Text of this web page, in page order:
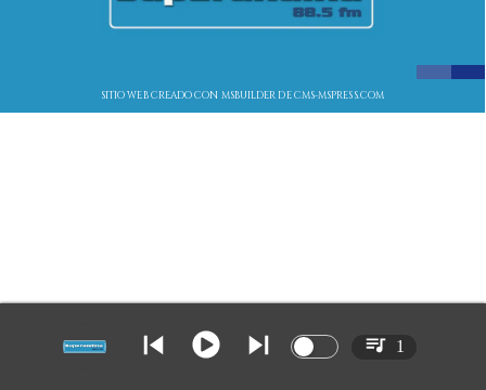
SITIO WEB CREADO CON MSBUILDER DE CMS-MSPRESS.COM
1